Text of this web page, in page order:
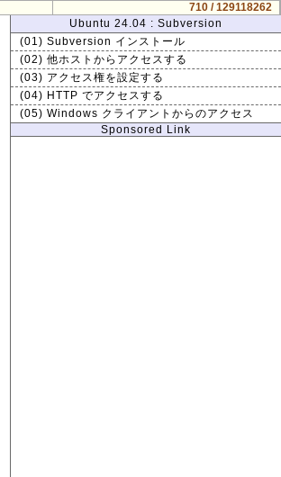
710 / 129118262
Ubuntu 24.04 : Subversion
(01) Subversion インストール
(02) 他ホストからアクセスする
(03) アクセス権を設定する
(04) HTTP でアクセスする
(05) Windows クライアントからのアクセス
Sponsored Link